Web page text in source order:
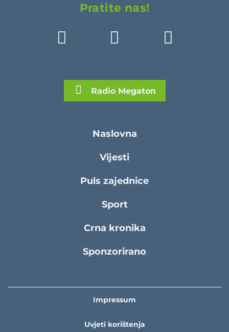
Pratite nas!
Radio Megaton
Naslovna
Vijesti
Puls zajednice
Sport
Crna kronika
Sponzorirano
Impressum
Uvjeti korištenja